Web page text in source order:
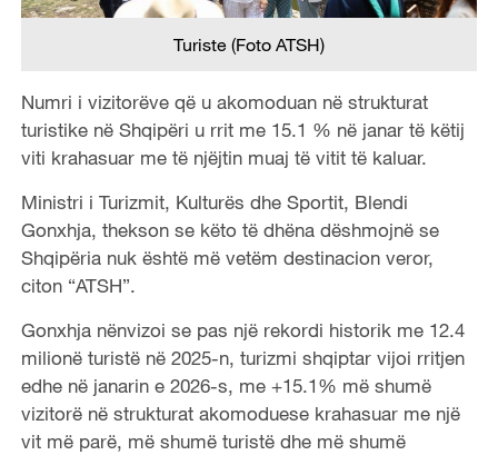
Turiste (Foto ATSH)
Numri i vizitorëve që u akomoduan në strukturat
turistike në Shqipëri u rrit me 15.1 % në janar të këtij
viti krahasuar me të njëjtin muaj të vitit të kaluar.
Ministri i Turizmit, Kulturës dhe Sportit, Blendi
Gonxhja, thekson se këto të dhëna dëshmojnë se
Shqipëria nuk është më vetëm destinacion veror,
citon “ATSH”.
Gonxhja nënvizoi se pas një rekordi historik me 12.4
milionë turistë në 2025-n, turizmi shqiptar vijoi rritjen
edhe në janarin e 2026-s, me +15.1% më shumë
vizitorë në strukturat akomoduese krahasuar me një
vit më parë, më shumë turistë dhe më shumë